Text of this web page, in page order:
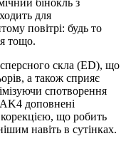
для
повітрі: будь то
тощо.
скла (ED), що
а також сприяє
спотворення
доповнені
що робить
навіть в сутінках.